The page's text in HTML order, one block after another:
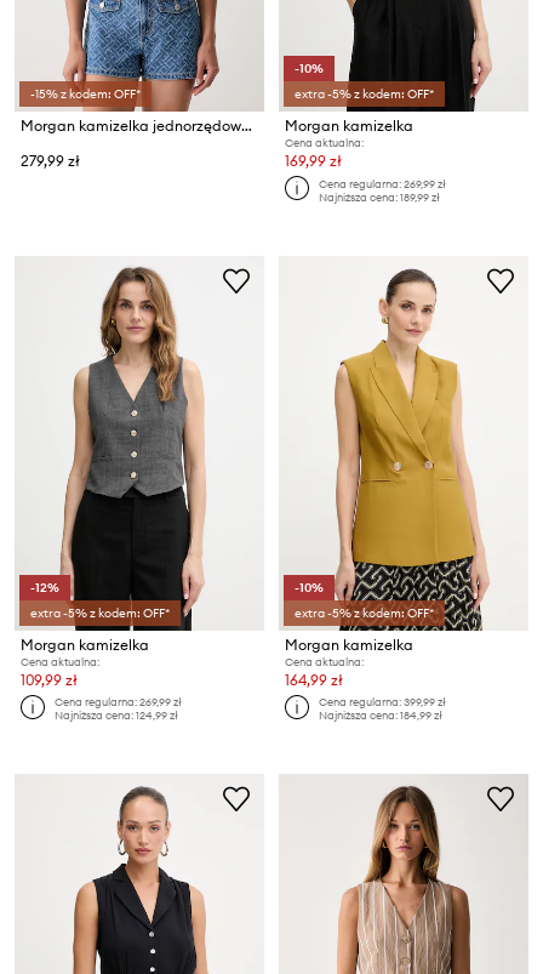
-15% z kodem: OFF*
Morgan kamizelka jednorzędowa damska bawełniana CHAM
279,99 zł
-10%
extra -5% z kodem: OFF*
Morgan kamizelka
Cena aktualna:
169,99 zł
Cena regularna:269,99 zł
Najniższa cena:189,99 zł
-12%
extra -5% z kodem: OFF*
Morgan kamizelka
Cena aktualna:
109,99 zł
Cena regularna:269,99 zł
Najniższa cena:124,99 zł
-10%
extra -5% z kodem: OFF*
Morgan kamizelka
Cena aktualna:
164,99 zł
Cena regularna:399,99 zł
Najniższa cena:184,99 zł